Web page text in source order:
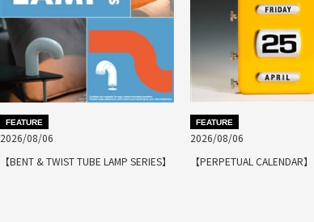
FEATURE
2026/08/06
【BENT & TWIST TUBE LAMP SERIES】
FEATURE
2026/08/06
【PERPETUAL CALENDAR】